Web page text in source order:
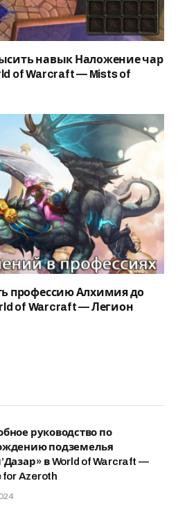
навык Наложение чар
of Warcraft — Mists of
профессию Алхимия до
of Warcraft — Легион
руководство по
подземелья
в World of Warcraft —
for Azeroth